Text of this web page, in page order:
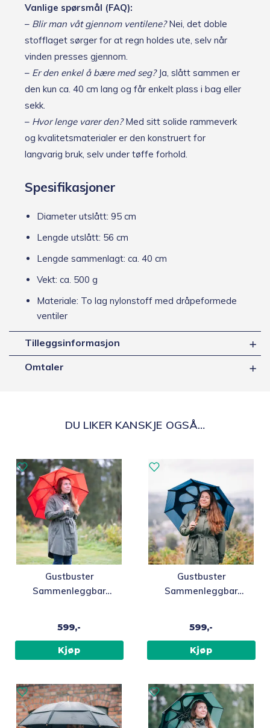
Vanlige spørsmål (FAQ):
– Blir man våt gjennom ventilene?Nei, det doble
stofflaget sørger for at regn holdes ute, selv når
vinden presses gjennom.
– Er den enkel å bære med seg?Ja, slått sammen er
den kun ca. 40 cm lang og får enkelt plass i bag eller
sekk.
– Hvor lenge varer den?Med sitt solide rammeverk
og kvalitetsmaterialer er den konstruert for
langvarig bruk, selv under tøffe forhold.
Spesifikasjoner
Diameter utslått: 95 cm
Lengde utslått: 56 cm
Lengde sammenlagt: ca. 40 cm
Vekt: ca. 500 g
Materiale: To lag nylonstoff med dråpeformede
ventiler
Tilleggsinformasjon
Omtaler
DU LIKER KANSKJE OGSÅ…
Gustbuster
Sammenleggbar
599,-
Kjøp
Gustbuster
Sammenleggbar
599,-
Kjøp